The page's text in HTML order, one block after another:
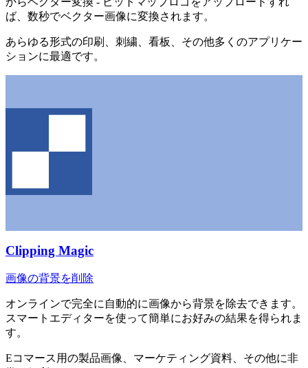
ば、数秒でベクター画像に変換されます。
あらゆる形式の印刷、刺繍、看板、その他多くのアプリケー
ションに最適です。
Clipping Magic
画像の背景を削除
オンラインで完全に自動的に画像から背景を除去できます。
スマートエディターを使って簡単にお好みの結果を得られま
す。
Eコマース用の製品画像、マーケティング資料、その他に非